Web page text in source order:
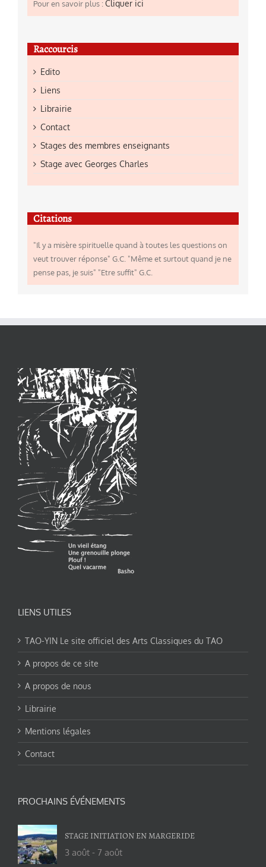
Pour en savoir plus :Cliquer ici
Raccourcis
Edito
Liens
Librairie
Contact
Stages des membres enseignants
Stage avec Georges Charles
Citations
"Il y a misère spirituelle quand à toutes les questions on
veut trouver réponse" G.C. "Même et surtout quand je ne
pense pas, je suis" "Etre suffit" G.C.
LIENS UTILES
TAO-YIN Le site officiel des Arts Classiques du TAO
A propos de ce site
A propos de nous
Librairie
Mentions légales
Contact
PROCHAINS ÉVÉNEMENTS
STAGE INITIATION EN MARGERIDE
3 août - 7 août